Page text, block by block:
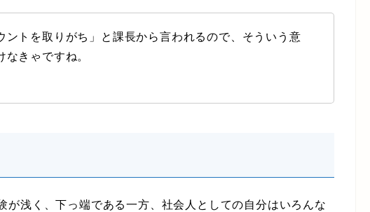
ントを取りがち」と課長から言われるので、そういう意
なきゃですね。
浅く、下っ端である一方、社会人としての自分はいろんな